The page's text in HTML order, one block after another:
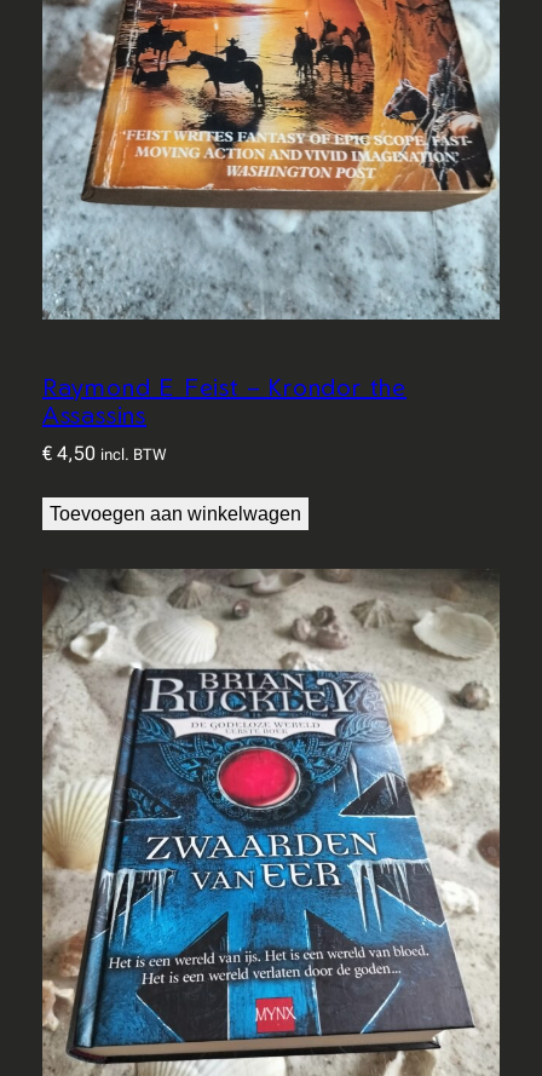
Raymond E Feist – Krondor the
Assassins
€4,50 incl. BTW
Toevoegen aan winkelwagen